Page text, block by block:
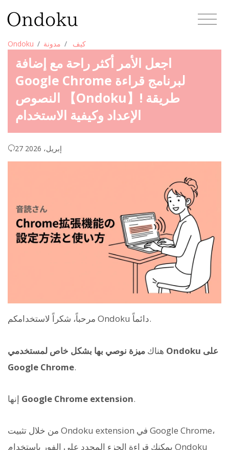
Ondoku مدونة كيف
اجعل الأمر أكثر راحة مع إضافة
Google Chrome لبرنامج قراءة
النصوص 【Ondoku】! طريقة
الإعداد وكيفية الاستخدام
27 إبريل، 2026
مرحباً، شكراً لاستخدامكم Ondoku دائماً.
هناك ميزة نوصي بها بشكل خاص لمستخدمي Ondoku على
Google Chrome.
Google Chrome extension.
من خلال تثبيت Ondoku extension في Google Chrome،
يمكنك قراءة الجزء المحدد على الفور باستخدام Ondoku